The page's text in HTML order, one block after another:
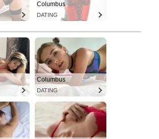
Columbus
DATING
Columbus
DATING